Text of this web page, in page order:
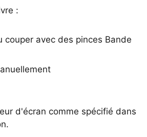
:
couper avec des pinces Bande
d'écran comme spécifié dans